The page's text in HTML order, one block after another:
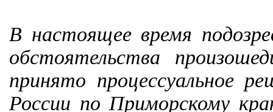
В настоящее время
обстоятельства
принято процессуальное
России по Приморскому